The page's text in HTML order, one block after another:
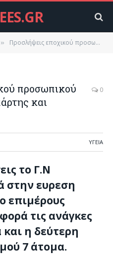
» Προσλήψεις εποχικού προσωπικού στο Νοσοκομείο Σπάρτης και Μολάων.
προσωπικού
και
0
ΥΓΕΊΑ
το Γ.Ν
στην ευρεση
επιμέρους
τις ανάγκες
η δεύτερη
7 άτομα.